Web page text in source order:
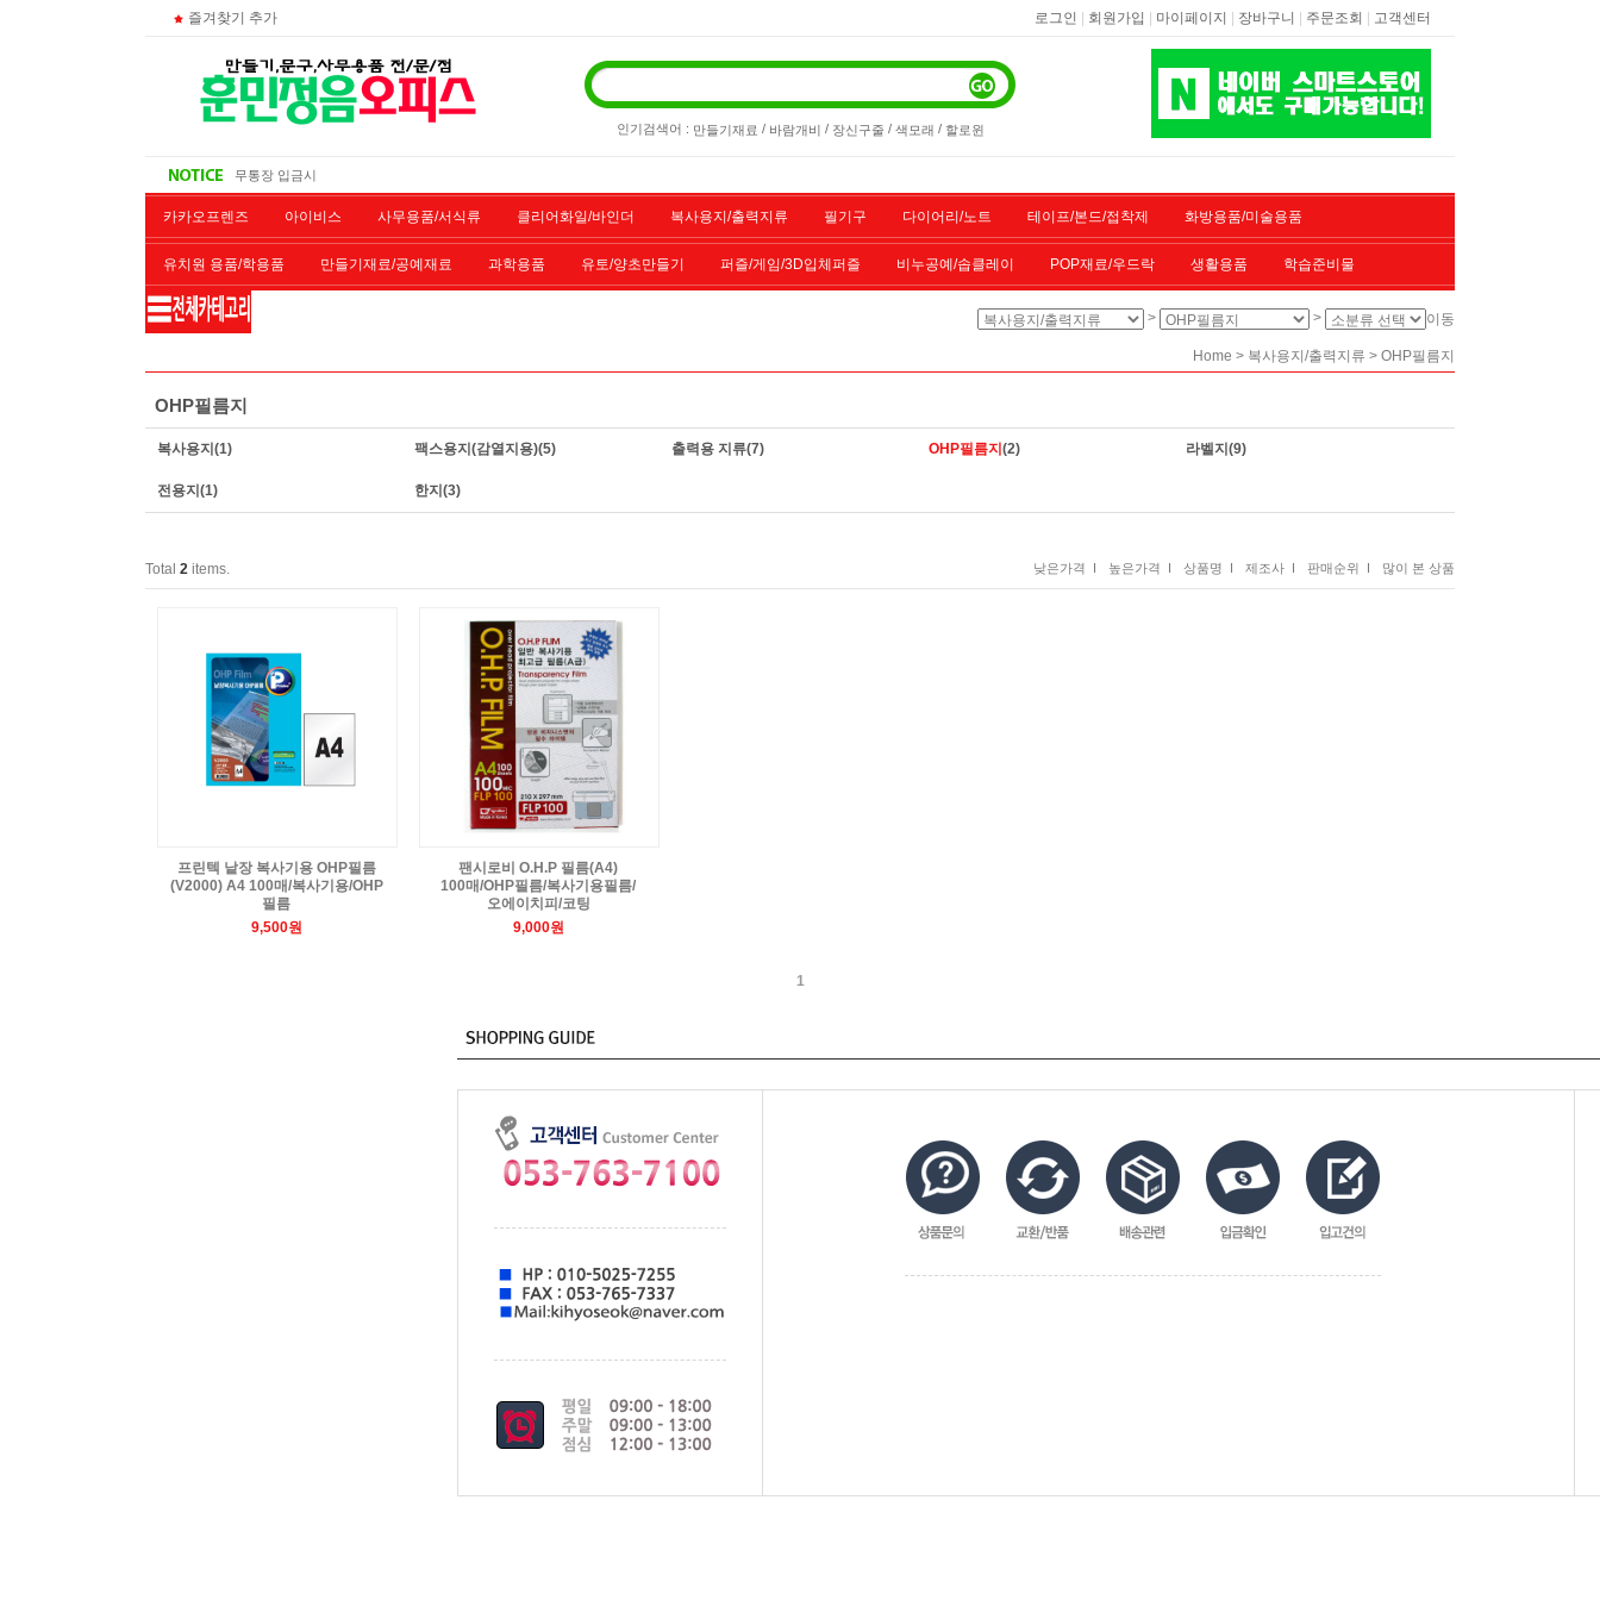
즐겨찾기 추가 로그인 | 회원가입 | 마이페이지 | 장바구니 | 주문조회 | 고객센터
인기검색어 : 만들기재료 / 바람개비 / 장신구줄 / 색모래 / 할로윈
주문 조회
무통장 입금시
카카오프렌즈 아이비스 사무용품/서식류 클리어화일/바인더 복사용지/출력지류 필기구 다이어리/노트 테이프/본드/접착제 화방용품/미술용품
유치원 용품/학용품 만들기재료/공예재료 과학용품 유토/양초만들기 퍼즐/게임/3D입체퍼즐 비누공예/솝클레이 POP재료/우드락 생활용품 학습준비물
재단/제본/코팅 > > 이동
Home > 복사용지/출력지류 > OHP필름지
OHP필름지
복사용지 (1) 팩스용지(감열지용)(5) 출력용 지류(7) OHP필름지 (2) 라벨지 (9)
전용지 (1) 한지 (3)
Total 2 items. 낮은가격 I 높은가격 I 상품명 I 제조사 I 판매순위 I 많이 본 상품
프린텍 낱장 복사기용 OHP필름
(V2000) A4 100매/복사기용/OHP
필름
9,500원
팬시로비 O.H.P 필름(A4)
100매/OHP필름/복사기용필름/
오에이치피/코팅
9,000원
1